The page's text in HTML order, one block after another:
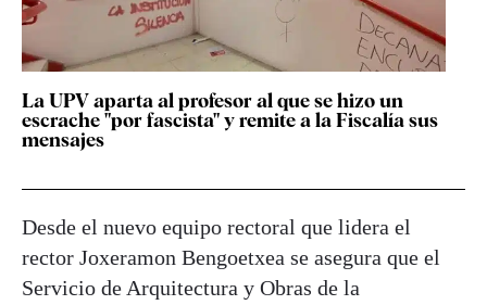
La UPV aparta al profesor al que se hizo un
escrache "por fascista" y remite a la Fiscalía sus
mensajes
Desde el nuevo equipo rectoral que lidera el
rector Joxeramon Bengoetxea se asegura que el
Servicio de Arquitectura y Obras de la